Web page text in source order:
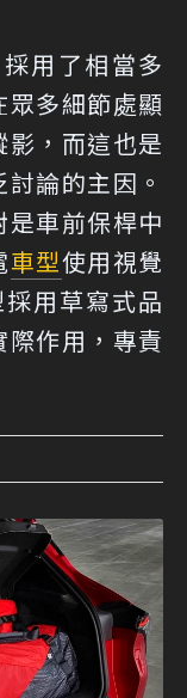
用了相當多
多細節處顯
，而這也是
論的主因。
車前保桿中
車型使用視覺
用草寫式品
作用，專責